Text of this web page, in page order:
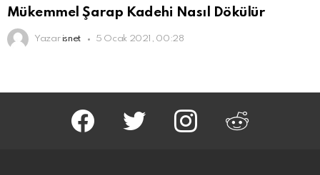
Mükemmel Şarap Kadehi Nasıl Dökülür
Yazar isnet 5 Ocak 2021, 00:28
facebook twitter instagram reddit